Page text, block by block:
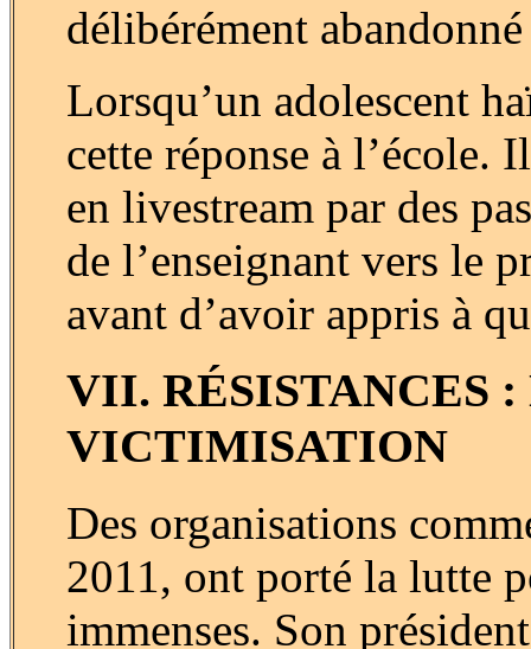
délibérément
Lorsqu’un adolescent
cette réponse à l’école.
en livestream par des
de l’enseignant vers le
avant d’avoir appris à
VII. RÉSISTANCES :
VICTIMISATION
Des organisations
2011, ont porté la lutte
immenses. Son